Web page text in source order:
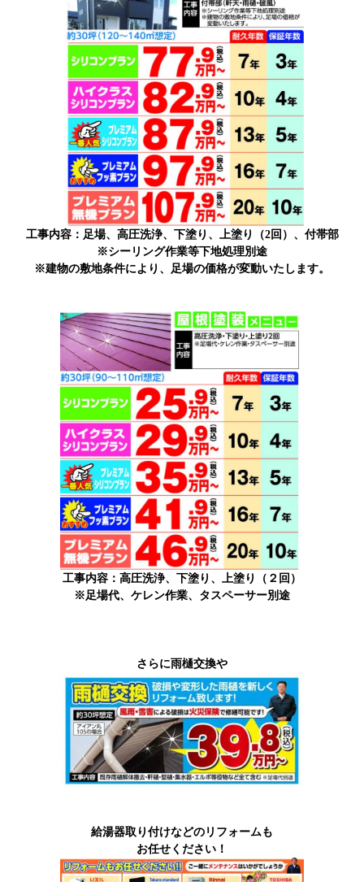
工事内容：足場、高圧洗浄、下塗り、上塗り（2回）、付帯部
※シーリング作業等下地処理別途
※建物の敷地条件により、足場の価格が変動いたします。
工事内容：高圧洗浄、下塗り、上塗り（２回）
※足場代、ケレン作業、タスペーサー別途
さらに雨樋交換や
給湯器取り付けなどのリフォームも
お任せください！